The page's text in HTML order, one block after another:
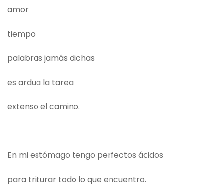
amor
tiempo
palabras jamás dichas
es ardua la tarea
extenso el camino.
En mi estómago tengo perfectos ácidos
para triturar todo lo que encuentro.